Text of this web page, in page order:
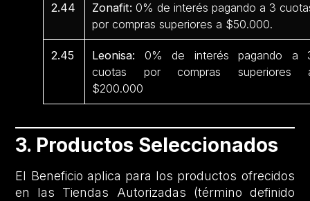
2.44 Zonafit: 0% de interés pagando a 3
por compras superiores a $50.000.
2.45 Leonisa: 0% de interés pagando a
cuotas por compras superiores
$200.000
3. Productos Seleccionados
El Beneficio aplica para los productos ofrecidos
en las Tiendas Autorizadas (término definido